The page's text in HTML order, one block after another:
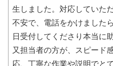
生しました。対応していた
不安で、電話をかけました
日受付してくださり本当に
又担当者の方が、スピード
応、丁寧な作業や説明でと